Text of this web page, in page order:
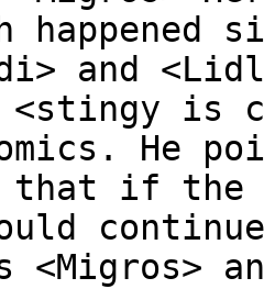
happened
and
<stingy
He
that if the
<Migros>